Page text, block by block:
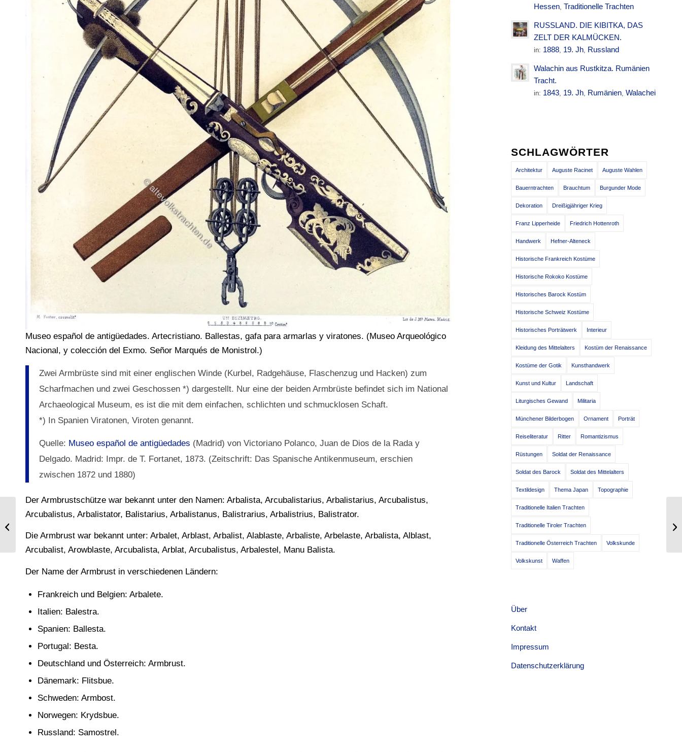
Museo español de antigüedades. Artecristiano. Ballestas, gafa para armarlas y viratones. (Museo Arqueológico
Nacional, y colección del Exmo. Señor Marqués de Monistrol.)
Zwei Armbrüste sind mit einer englischen Winde (Kurbel, Radgehäuse, Flaschenzug und Hacken) zum
Scharfmachen und zwei Geschossen *) dargestellt. Nur eine der beiden Armbrüste befindet sich im National
Archaeological Museum, es ist die mit dem einfachen, schlichten und schmucklosen Schaft.
*) In Spanien Viratonen, Viroten genannt.
Quelle: Museo español de antigüedades (Madrid) von Victoriano Polanco, Juan de Dios de la Rada y
Delgado. Madrid: Impr. de T. Fortanet, 1873. (Zeitschrift: Das Spanische Antikenmuseum, erschien
zwischen 1872 und 1880)
Der Armbrustschütze war bekannt unter den Namen: Arbalista, Arcubalistarius, Arbalistarius, Arcubalistus,
Arcubalistus, Arbalistator, Balistarius, Arbalistanus, Balistrarius, Arbalistrius, Balistrator.
Die Armbrust war bekannt unter: Arbalet, Arblast, Arbalist, Alablaste, Arbaliste, Arbelaste, Arbalista, Alblast,
Arcubalist, Arowblaste, Arcubalista, Arblat, Arcubalistus, Arbalestel, Manu Balista.
Der Name der Armbrust in verschiedenen Ländern:
Frankreich und Belgien: Arbalete.
Italien: Balestra.
Spanien: Ballesta.
Portugal: Besta.
Deutschland und Österreich: Armbrust.
Dänemark: Flitsbue.
Schweden: Armbost.
Norwegen: Krydsbue.
Russland: Samostrel.
Hessen, Traditionelle Trachten
RUSSLAND. DIE KIBITKA, DAS
ZELT DER KALMÜCKEN.
in: 1888, 19. Jh, Russland
Walachin aus Rustkitza. Rumänien
Tracht.
in: 1843, 19. Jh, Rumänien,Walachei
SCHLAGWÖRTER
Architektur Auguste Racinet Auguste Wahlen
Bauerntrachten Brauchtum Burgunder Mode
Dekoration Dreißigjähriger Krieg
Franz Lipperheide Friedrich Hottenroth
Handwerk Hefner-Alteneck
Historische Frankreich Kostüme
Historische Rokoko Kostüme
Historisches Barock Kostüm
Historische Schweiz Kostüme
Historisches Porträtwerk Interieur
Kleidung des Mittelalters Kostüm der Renaissance
Kostüme der Gotik Kunsthandwerk
Kunst und Kultur Landschaft
Liturgisches Gewand Militaria
Münchener Bilderbogen Ornament Porträt
Reiseliteratur Ritter Romantizismus
Rüstungen Soldat der Renaissance
Soldat des Barock Soldat des Mittelalters
Textildesign Thema Japan Topographie
Traditionelle Italien Trachten
Traditionelle Tiroler Trachten
Traditionelle Österreich Trachten Volkskunde
Volkskunst Waffen
Über
Kontakt
Impressum
Datenschutzerklärung
Innenarchitektur der türkischen